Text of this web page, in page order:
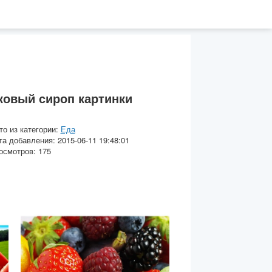
сироп картинки
из категории: Еда
добавления: 2015-06-11 19:48:01
175